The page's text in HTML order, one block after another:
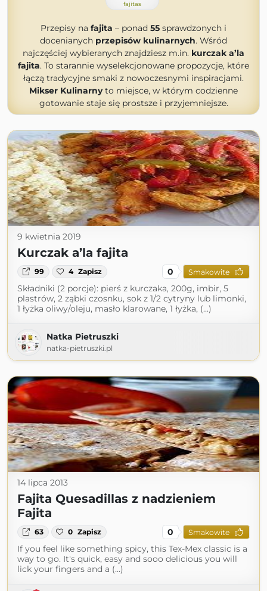
fajitas
Przepisy na fajita – ponad 55 sprawdzonych i
docenianych przepisów kulinarnych. Wśród
najczęściej wybieranych znajdziesz m.in. kurczak a’la
fajita. To starannie wyselekcjonowane propozycje, które
łączą tradycyjne smaki z nowoczesnymi inspiracjami.
Mikser Kulinarnyto miejsce, w którym codzienne
gotowanie staje się prostsze i przyjemniejsze.
9 kwietnia 2019
Kurczak a’la fajita
99 4 Zapisz 0 Smakowite
Składniki (2 porcje): pierś z kurczaka, 200g, imbir, 5
plastrów, 2 ząbki czosnku, sok z 1/2 cytryny lub limonki,
1 łyżka oliwy/oleju, masło klarowane, 1 łyżka, (...)
Natka Pietruszki
natka-pietruszki.pl
14 lipca 2013
Fajita Quesadillas z nadzieniem
Fajita
63 0 Zapisz 0 Smakowite
If you feel like something spicy, this Tex-Mex classic is a
way to go. It's quick, easy and sooo delicious you will
lick your fingers and a (...)